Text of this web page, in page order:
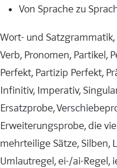
Von Sprache zu
Wort- und
Verb, Pronomen, Partikel,
Perfekt, Partizip Perfekt,
Infinitiv, Imperativ,
Ersatzprobe,
Erweiterungsprobe, die
mehrteilige Sätze, Silben,
Umlautregel, ei-/ai-Regel,